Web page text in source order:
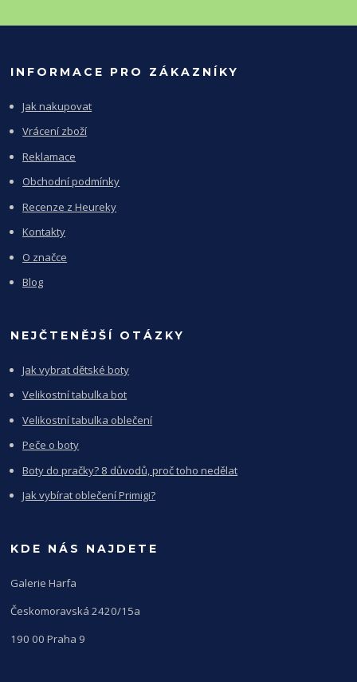
INFORMACE PRO ZÁKAZNÍKY
Jak nakupovat
Vrácení zboží
Reklamace
Obchodní podmínky
Recenze z Heureky
Kontakty
O značce
Blog
NEJČTENĚJŠÍ OTÁZKY
Jak vybrat dětské boty
Velikostní tabulka bot
Velikostní tabulka oblečení
Peče o boty
Boty do pračky? 8 důvodů, proč toho nedělat
Jak vybírat oblečení Primigi?
KDE NÁS NAJDETE
Galerie Harfa
Českomoravská 2420/15a
190 00 Praha 9